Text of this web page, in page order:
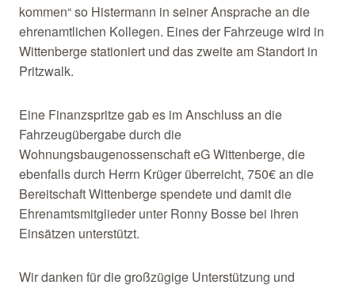
kommen“ so Histermann in seiner Ansprache an die
ehrenamtlichen Kollegen. Eines der Fahrzeuge wird in
Wittenberge stationiert und das zweite am Standort in
Pritzwalk.
Eine Finanzspritze gab es im Anschluss an die
Fahrzeugübergabe durch die
Wohnungsbaugenossenschaft eG Wittenberge, die
ebenfalls durch Herrn Krüger überreicht, 750€ an die
Bereitschaft Wittenberge spendete und damit die
Ehrenamtsmitglieder unter Ronny Bosse bei ihren
Einsätzen unterstützt.
Wir danken für die großzügige Unterstützung und